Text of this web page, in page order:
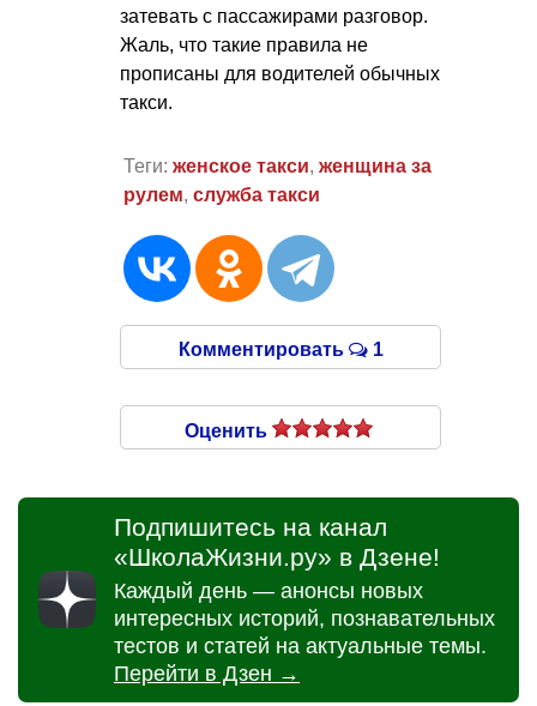
затевать с пассажирами разговор.
Жаль, что такие правила не
прописаны для водителей обычных
такси.
Теги: женское такси, женщина за
рулем, служба такси
Комментировать 1
Оценить
Подпишитесь на канал
«ШколаЖизни.ру» в Дзене!
Каждый день — анонсы новых
интересных историй, познавательных
тестов и статей на актуальные темы.
Перейти в Дзен →